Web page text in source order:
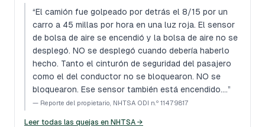
“El camión fue golpeado por detrás el 8/15 por un
carro a 45 millas por hora en una luz roja. El sensor
de bolsa de aire se encendió y la bolsa de aire no se
desplegó. NO se desplegó cuando debería haberlo
hecho. Tanto el cinturón de seguridad del pasajero
como el del conductor no se bloquearon. NO se
bloquearon. Ese sensor también está encendido.…”
— Reporte del propietario, NHTSA ODI n.º 11479817
Leer todas las quejas en NHTSA →